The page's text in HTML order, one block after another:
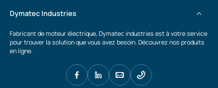
Dymatec Industries
Fabricant de moteur électrique, Dymatec industries est à votre service
pour trouver la solution que vous avez besoin. Découvrez nos produits
en ligne.